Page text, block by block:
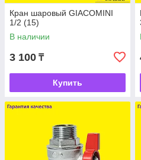
Кран шаровый GIACOMINI
1/2 (15)
В наличии
3 100 ₸
Купить